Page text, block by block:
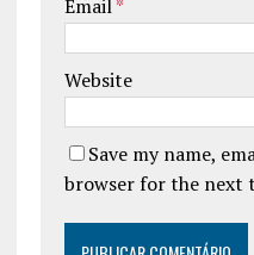
Email*
Website
Save my name,
browser for the next